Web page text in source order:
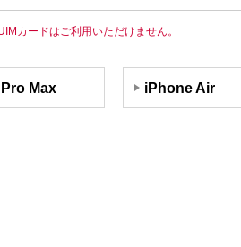
カードはご利用いただけません。
Max iPhone Air